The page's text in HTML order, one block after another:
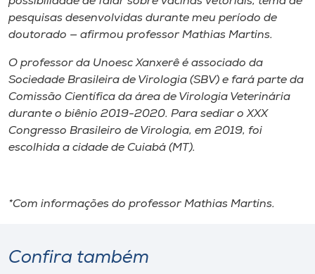
pesquisas desenvolvidas durante meu período de
doutorado — afirmou professor Mathias Martins.
O professor da Unoesc Xanxerê é associado da
Sociedade Brasileira de Virologia (SBV) e fará parte da
Comissão Científica da área de Virologia Veterinária
durante o biênio 2019-2020. Para sediar o XXX
Congresso Brasileiro de Virologia, em 2019, foi
escolhida a cidade de Cuiabá (MT).
*Com informações do professor Mathias Martins.
Confira também